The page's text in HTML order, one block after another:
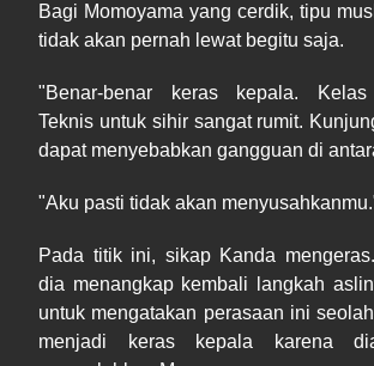
Bagi Momoyama yang cerdik, tipu
tidak akan pernah lewat begitu saja.
"Benar-benar keras kepala. Kelas
Teknis untuk sihir sangat rumit.
dapat menyebabkan gangguan di
"Aku pasti tidak akan
Pada titik ini, sikap Kanda
dia menangkap kembali langkah
untuk mengatakan perasaan ini
menjadi keras kepala karena